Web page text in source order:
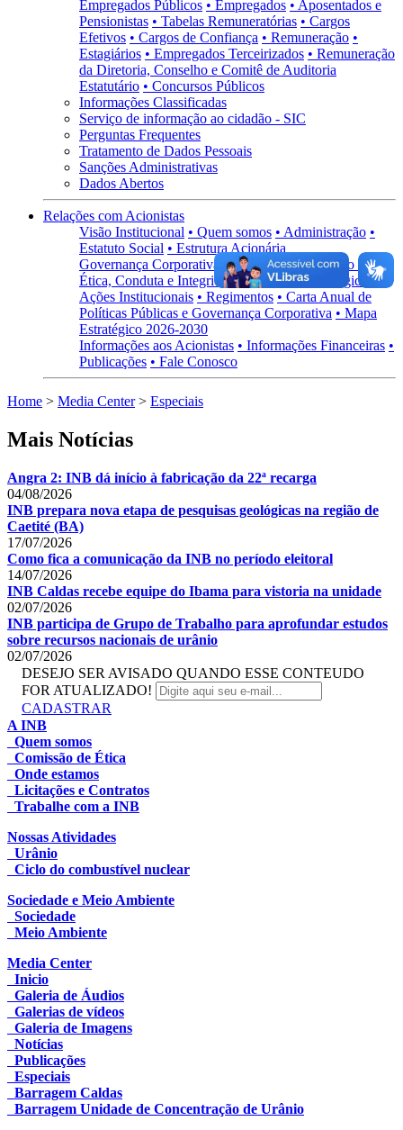
Empregados Públicos • Empregados • Aposentados e
Pensionistas • Tabelas Remuneratórias • Cargos
Efetivos • Cargos de Confiança • Remuneração •
Estagiários • Empregados Terceirizados • Remuneração
da Diretoria, Conselho e Comitê de Auditoria
Estatutário • Concursos Públicos
Informações Classificadas
Serviço de informação ao cidadão - SIC
Perguntas Frequentes
Tratamento de Dados Pessoais
Sanções Administrativas
Dados Abertos
Relações com Acionistas
Visão Institucional • Quem somos • Administração •
Estatuto Social • Estrutura Acionária
Governança Corporativa
• Visão Geral • Código de
Ética, Conduta e Integridade • Políticas Estratégicas •
Ações Institucionais • Regimentos • Carta Anual de
Políticas Públicas e Governança Corporativa • Mapa
Estratégico 2026-2030
Informações aos Acionistas • Informações Financeiras •
Publicações • Fale Conosco
Home > Media Center> Especiais
Mais Notícias
Angra 2: INB dá início à fabricação da 22ª recarga
04/08/2026
INB prepara nova etapa de pesquisas geológicas na região de
Caetité (BA)
17/07/2026
Como fica a comunicação da INB no período eleitoral
14/07/2026
INB Caldas recebe equipe do Ibama para vistoria na unidade
02/07/2026
INB participa de Grupo de Trabalho para aprofundar estudos
sobre recursos nacionais de urânio
02/07/2026
DESEJO SER AVISADO QUANDO ESSE CONTEUDO
FOR ATUALIZADO!
CADASTRAR
A INB
Quem somos
Comissão de Ética
Onde estamos
Licitações e Contratos
Trabalhe com a INB
Nossas Atividades
Urânio
Ciclo do combustível nuclear
Sociedade e Meio Ambiente
Sociedade
Meio Ambiente
Media Center
Inicio
Galeria de Áudios
Galerias de vídeos
Galeria de Imagens
Notícias
Publicações
Especiais
Barragem Caldas
Barragem Unidade de Concentração de Urânio